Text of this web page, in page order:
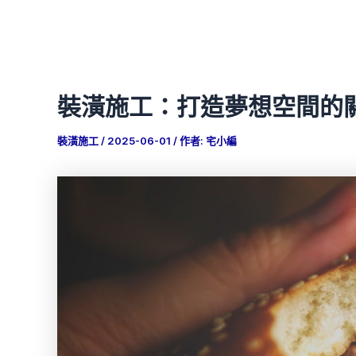
裝潢施工：打造夢想空間的
裝潢施工/ 2025-06-01 / 作者: 宅小編